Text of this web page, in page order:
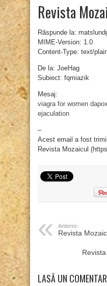
Revista
Răspunde la:
MIME-Version: 1.0
Content-Type: text/
De la: JoeHag
Subiect: fqmiazik
Mesaj:
viagra for women
ejaculation
–
Acest email a fost
Revista Mozaicul
Anterior:
Revista
LASĂ UN